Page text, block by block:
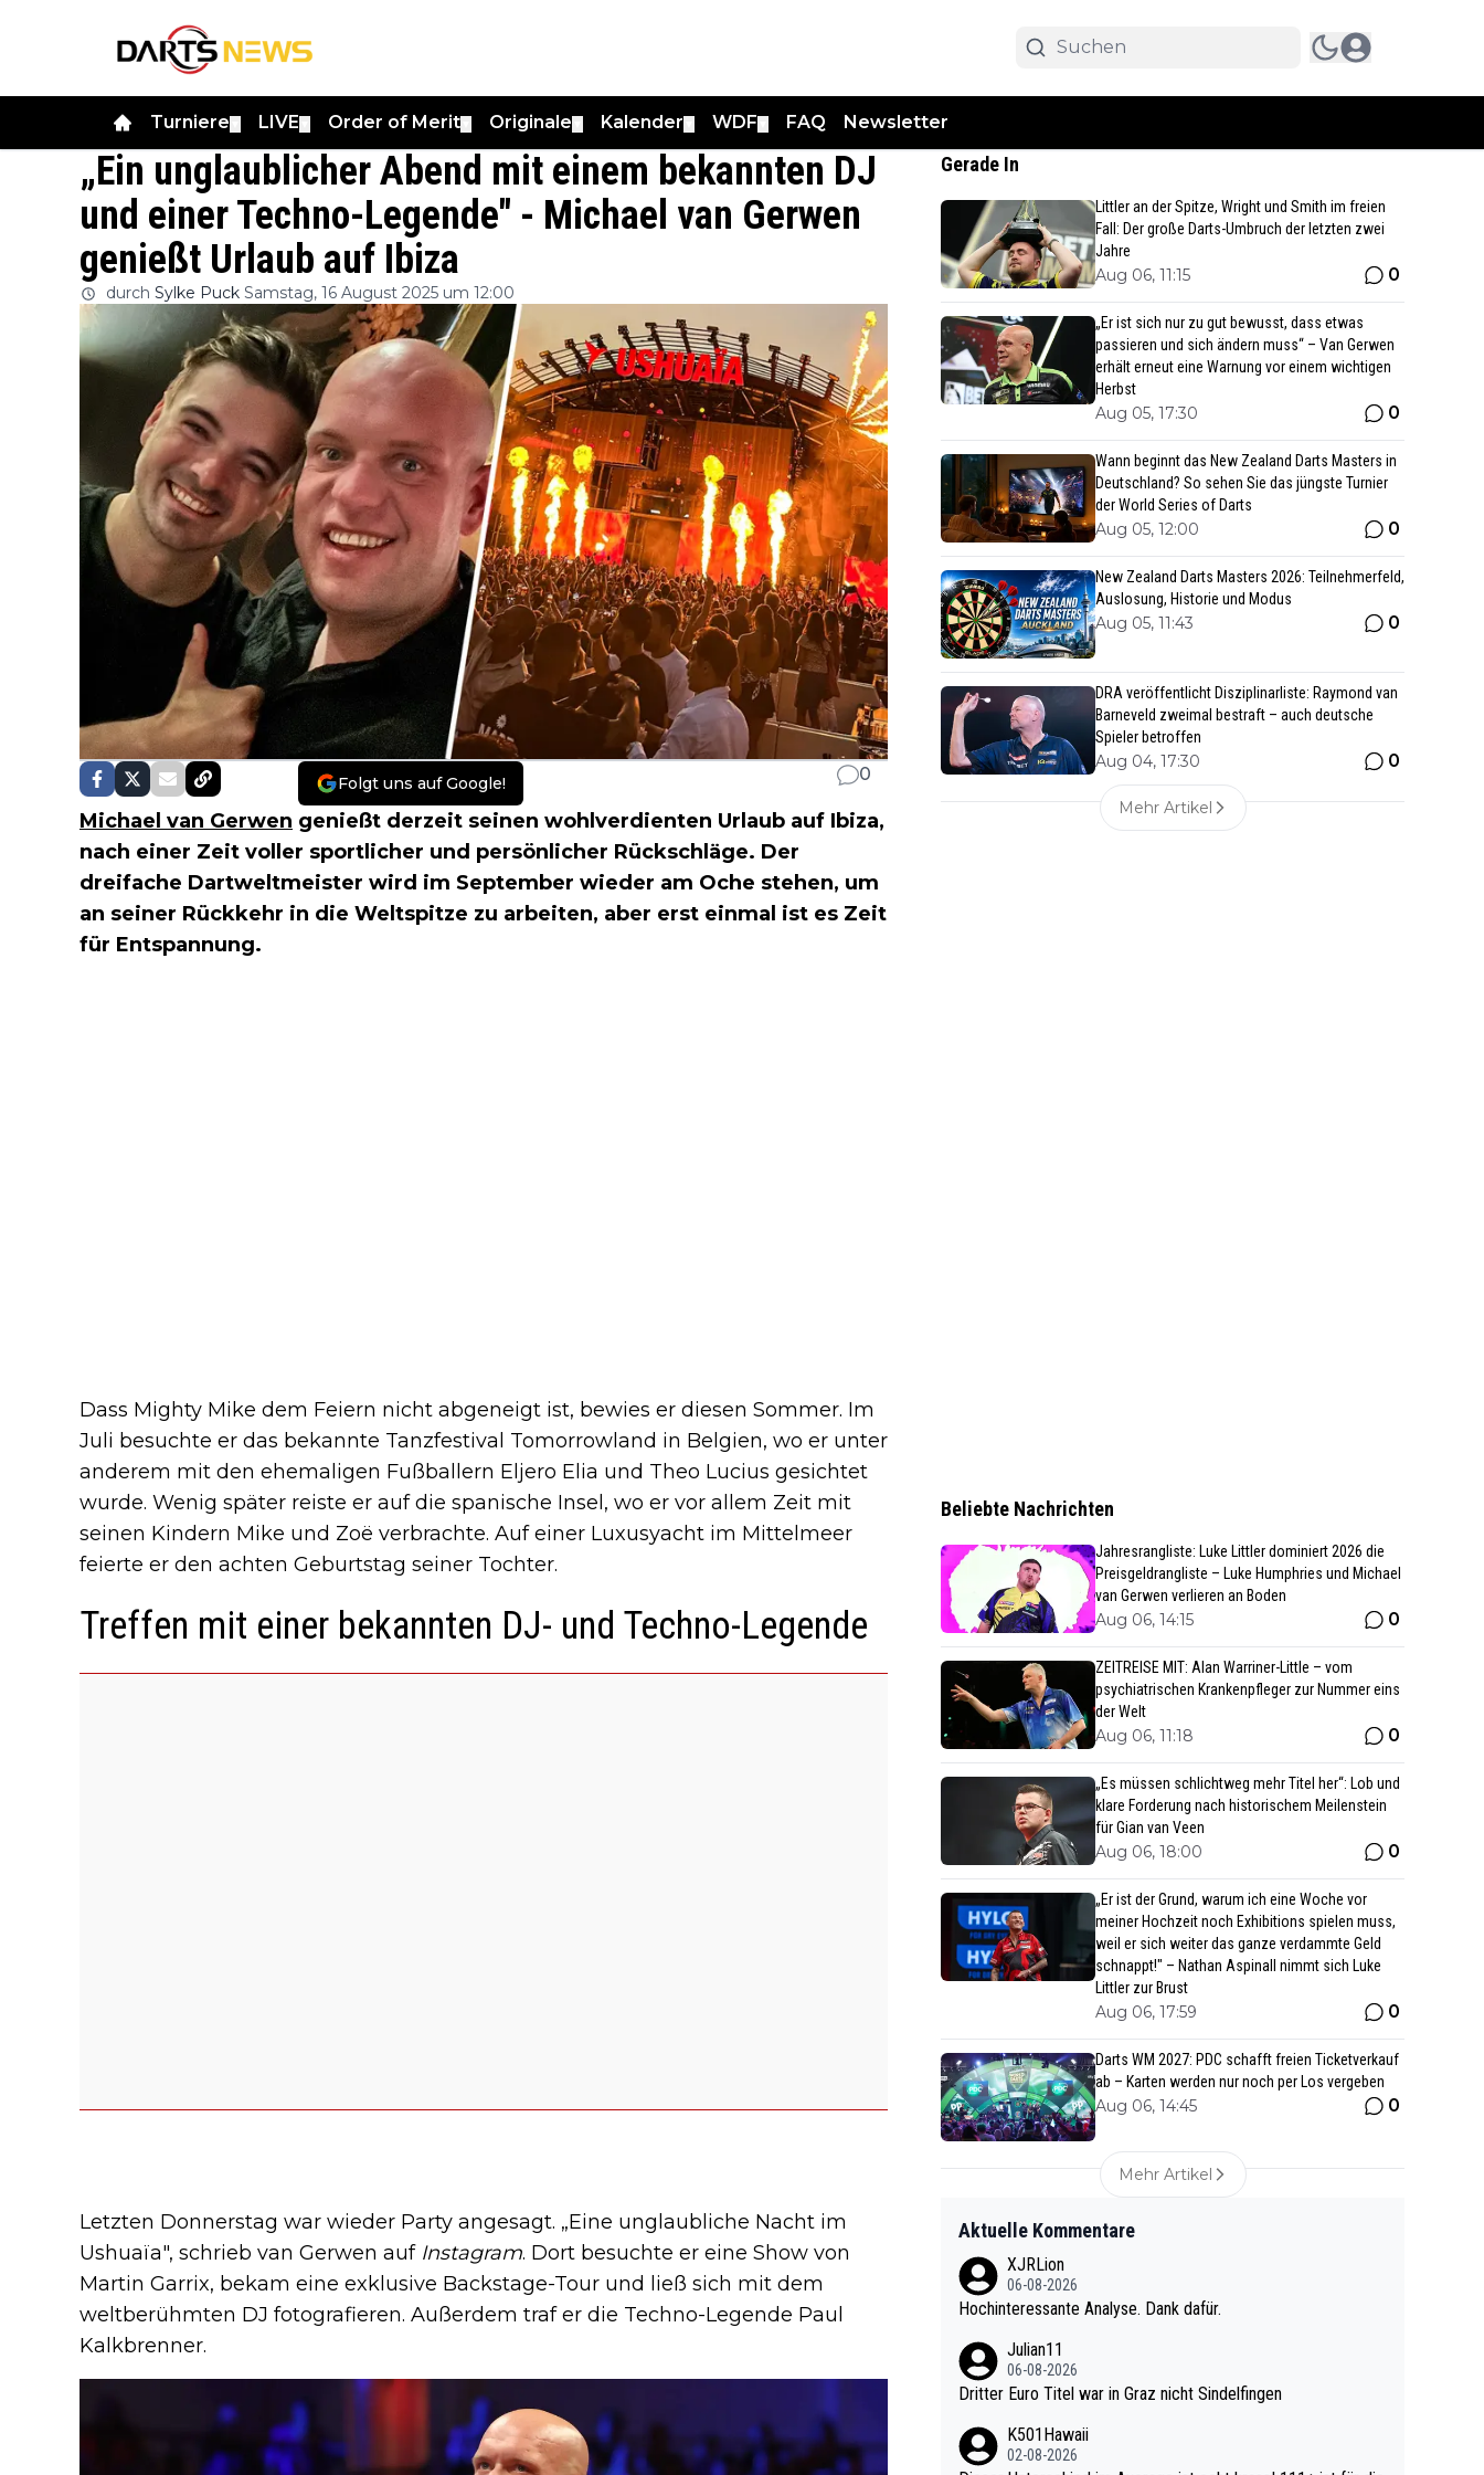
Turniere LIVE Order of Merit Originale Kalender WDF FAQ Newsletter
„Ein unglaublicher Abend mit einem bekannten DJ
und einer Techno-Legende" - Michael van Gerwen
genießt Urlaub auf Ibiza
durch Sylke Puck Samstag, 16 August 2025 um 12:00
Folgt uns auf Google! 0
Michael van Gerwen genießt derzeit seinen wohlverdienten Urlaub auf Ibiza,
nach einer Zeit voller sportlicher und persönlicher Rückschläge. Der
dreifache Dartweltmeister wird im September wieder am Oche stehen, um
an seiner Rückkehr in die Weltspitze zu arbeiten, aber erst einmal ist es Zeit
für Entspannung.
Dass Mighty Mike dem Feiern nicht abgeneigt ist, bewies er diesen Sommer. Im
Juli besuchte er das bekannte Tanzfestival Tomorrowland in Belgien, wo er unter
anderem mit den ehemaligen Fußballern Eljero Elia und Theo Lucius gesichtet
wurde. Wenig später reiste er auf die spanische Insel, wo er vor allem Zeit mit
seinen Kindern Mike und Zoë verbrachte. Auf einer Luxusyacht im Mittelmeer
feierte er den achten Geburtstag seiner Tochter.
Treffen mit einer bekannten DJ- und Techno-Legende
Letzten Donnerstag war wieder Party angesagt. „Eine unglaubliche Nacht im
Ushuaïa", schrieb van Gerwen auf Instagram. Dort besuchte er eine Show von
Martin Garrix, bekam eine exklusive Backstage-Tour und ließ sich mit dem
weltberühmten DJ fotografieren. Außerdem traf er die Techno-Legende Paul
Kalkbrenner.
Gerade In
Littler an der Spitze, Wright und Smith im freien
Fall: Der große Darts-Umbruch der letzten zwei
Jahre
Aug 06, 11:15 0
„Er ist sich nur zu gut bewusst, dass etwas
passieren und sich ändern muss“ – Van Gerwen
erhält erneut eine Warnung vor einem wichtigen
Herbst
Aug 05, 17:30 0
Wann beginnt das New Zealand Darts Masters in
Deutschland? So sehen Sie das jüngste Turnier
der World Series of Darts
Aug 05, 12:00 0
New Zealand Darts Masters 2026: Teilnehmerfeld,
Auslosung, Historie und Modus
Aug 05, 11:43 0
DRA veröffentlicht Disziplinarliste: Raymond van
Barneveld zweimal bestraft – auch deutsche
Spieler betroffen
Aug 04, 17:30 0
Mehr Artikel
Beliebte Nachrichten
Jahresrangliste: Luke Littler dominiert 2026 die
Preisgeldrangliste – Luke Humphries und Michael
van Gerwen verlieren an Boden
Aug 06, 14:15 0
ZEITREISE MIT: Alan Warriner-Little – vom
psychiatrischen Krankenpfleger zur Nummer eins
der Welt
Aug 06, 11:18 0
„Es müssen schlichtweg mehr Titel her“: Lob und
klare Forderung nach historischem Meilenstein
für Gian van Veen
Aug 06, 18:00 0
„Er ist der Grund, warum ich eine Woche vor
meiner Hochzeit noch Exhibitions spielen muss,
weil er sich weiter das ganze verdammte Geld
schnappt!" – Nathan Aspinall nimmt sich Luke
Littler zur Brust
Aug 06, 17:59 0
Darts WM 2027: PDC schafft freien Ticketverkauf
ab – Karten werden nur noch per Los vergeben
Aug 06, 14:45 0
Mehr Artikel
Aktuelle Kommentare
XJRLion
06-08-2026
Hochinteressante Analyse. Dank dafür.
Julian11
06-08-2026
Dritter Euro Titel war in Graz nicht Sindelfingen
K501Hawaii
02-08-2026